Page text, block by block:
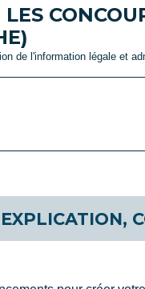
LES
de l'information légale et